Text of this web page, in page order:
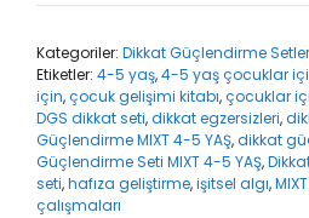
4-
5
YAŞ
adet
Kategoriler: Dikkat Güçlendirme
Etiketler: 4-5 yaş,4-5 yaş çocuklar
için,çocuk gelişimi kitabı,çocuklar
DGS dikkat seti,dikkat egzersizleri,
Güçlendirme MIXT 4-5 YAŞ,dikkat
Güçlendirme Seti MIXT 4-5 YAŞ,
seti,hafıza geliştirme,işitsel algı,
çalışmaları